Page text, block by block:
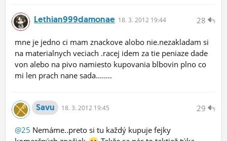
28
Lethian999damonae 18. 3. 2012 19:44
mne je jedno ci mam znackove alobo nie.nezakladam si
na materialnych veciach .racej idem za tie peniaze dade
von alebo na pivo namiesto kupovania blbovin plno co
mi len prach nane sada........
29
Savu 18. 3. 2012 19:45
@25 Nemáme..preto si tu každý kupuje fejky